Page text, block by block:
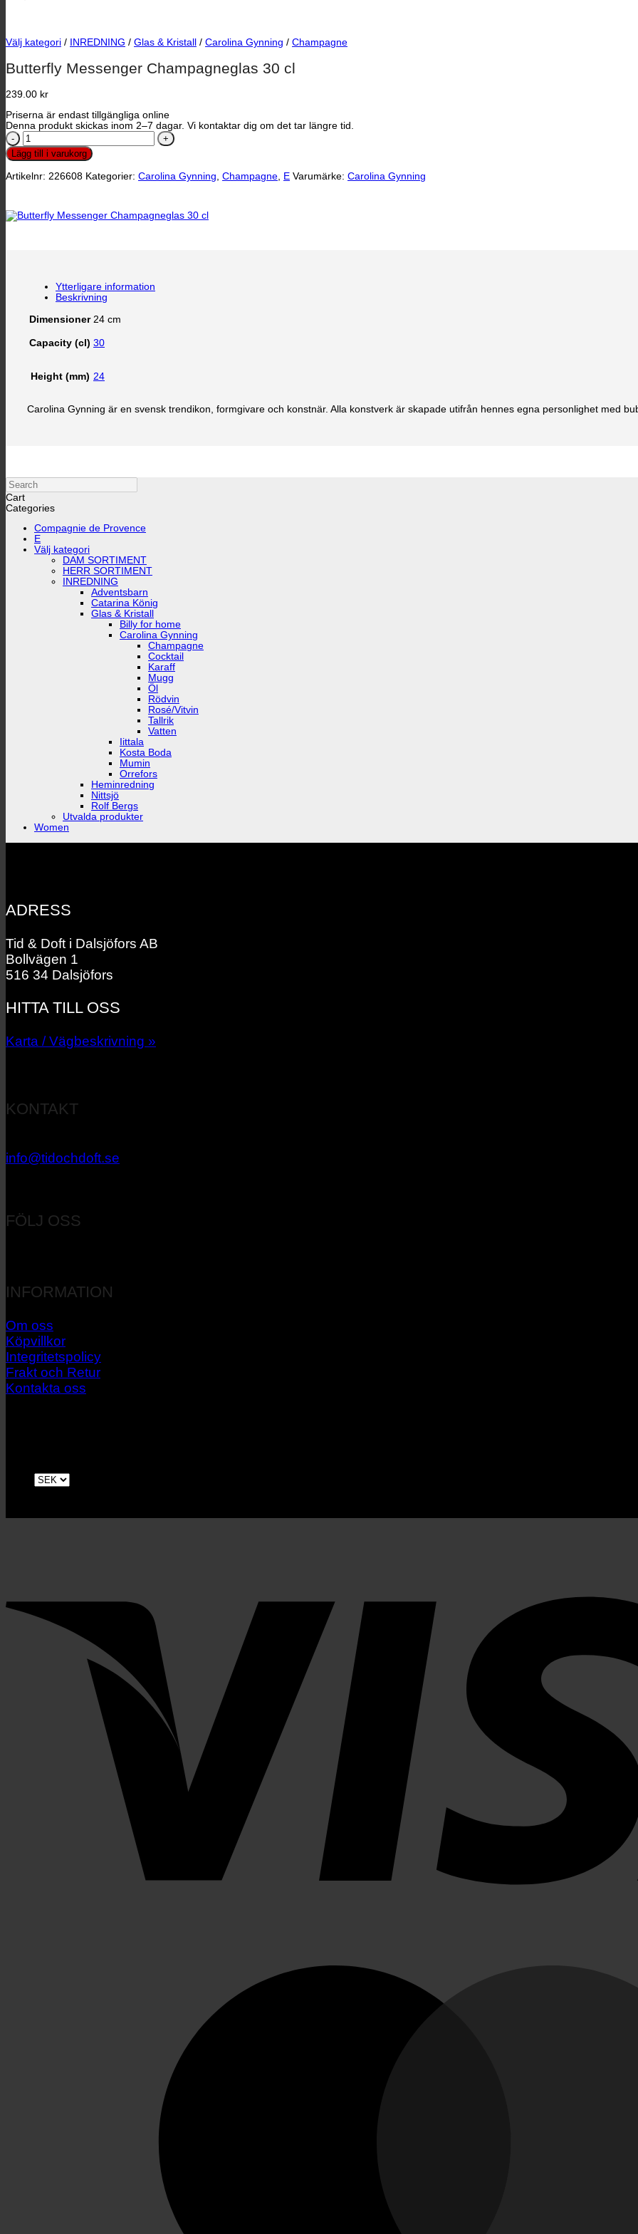
Välj kategori / INREDNING / Glas & Kristall / Carolina Gynning / Champagne
Butterfly Messenger Champagneglas 30 cl
239.00 kr
Priserna är endast tillgängliga online
Denna produkt skickas inom 2–7 dagar. Vi kontaktar dig om det tar längre tid.
Butterfly
Messenger
Champagneglas
cl
Lägg till i varukorg
Artikelnr: 226608 Kategorier: Carolina Gynning Champagne E Varumärke: Carolina Gynning
Ytterligare information
Beskrivning
Dimensioner 24 cm
Capacity (cl) 30
Height (mm) 24
Carolina Gynning är en svensk trendikon, formgivare och konstnär. Alla konstverk är skapade utifrån hennes egna personlighet med
Search
Cart
Categories
Compagnie de Provence
E
Välj kategori
DAM SORTIMENT
HERR SORTIMENT
INREDNING
Adventsbarn
Catarina König
Glas & Kristall
Billy for home
Carolina Gynning
Champagne
Cocktail
Karaff
Mugg
Öl
Rödvin
Rosé/Vitvin
Tallrik
Vatten
Iittala
Kosta Boda
Mumin
Orrefors
Heminredning
Nittsjö
Rolf Bergs
Utvalda produkter
Women
ADRESS
Tid & Doft i Dalsjöfors AB
Bollvägen 1
516 34 Dalsjöfors
HITTA TILL OSS
Karta / Vägbeskrivning »
KONTAKT
info@tidochdoft.se
FÖLJ OSS
INFORMATION
Om oss
Köpvillkor
Integritetspolicy
Frakt och Retur
Kontakta oss